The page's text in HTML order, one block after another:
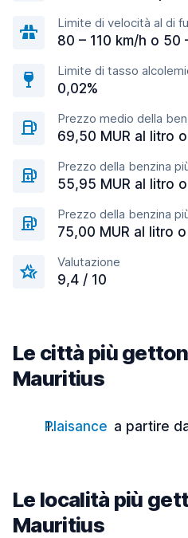
Limite di velocità al di
80 – 110 km/h o 50
Limite di tasso
0,02%
Prezzo medio della
69,50 MUR al litro
Prezzo della benzina
55,95 MUR al litro
Prezzo della benzina
75,00 MUR al litro
Valutazione
9,4 / 10
Le città più
Mauritius
Plaisance a partire
Le località più
Mauritius